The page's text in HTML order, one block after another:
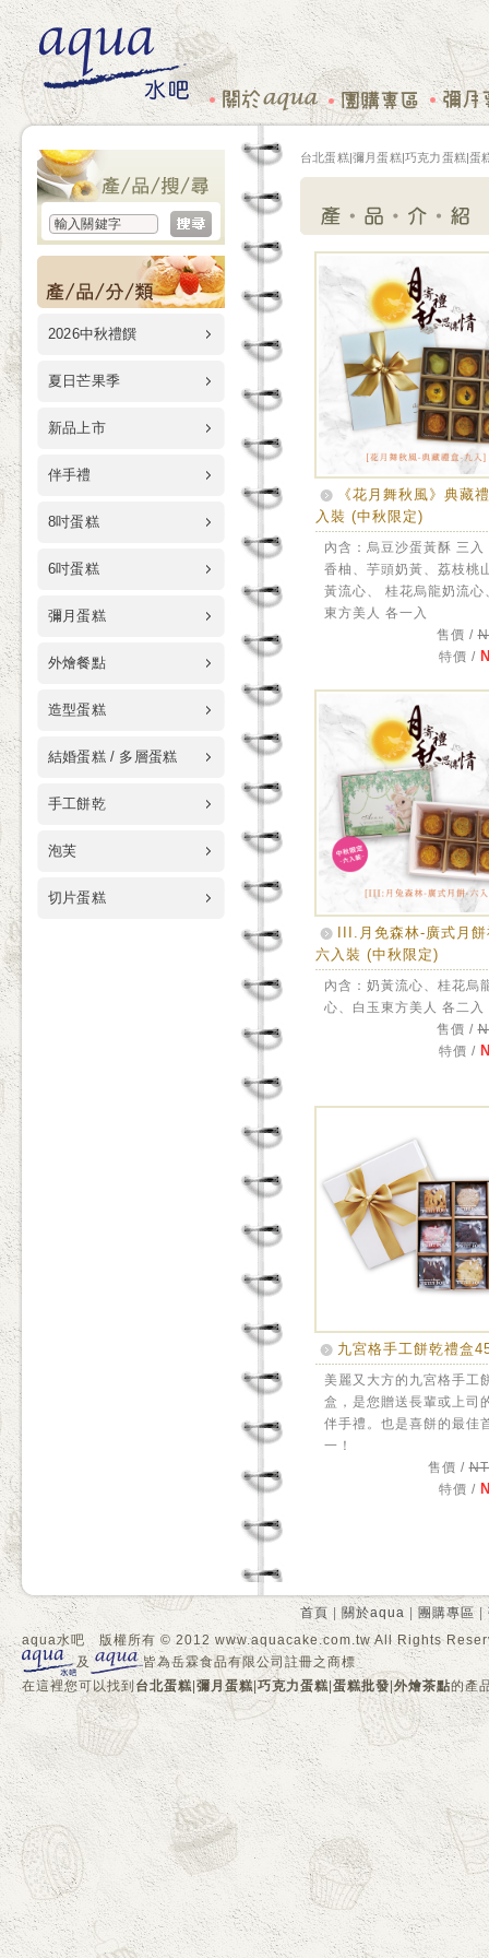
2026中秋禮饌
夏日芒果季
新品上市
伴手禮
8吋蛋糕
6吋蛋糕
彌月蛋糕
外燴餐點
造型蛋糕
結婚蛋糕 / 多層蛋糕
手工餅乾
泡芙
切片蛋糕
台北蛋糕|彌月蛋糕|巧克力蛋糕|蛋
《花月舞秋風》典藏
入裝 (中秋限定)
內含：烏豆沙蛋黃酥 三入
香柚、芋頭奶黃、荔枝桃
黃流心、 桂花烏龍奶流心
東方美人 各一入
售價 /
特價 /
III.月免森林-廣式月
六入裝 (中秋限定)
內含：奶黃流心、桂花烏
心、白玉東方美人 各二入
售價 /
特價 /
九宮格手工餅乾禮盒
美麗又大方的九宮格手工
盒，是您贈送長輩或上司
伴手禮。也是喜餅的最佳
一！
售價 /
特價 /
首頁 |關於aqua | 團購專區 |
aqua水吧 版權所有 © 2012 www.aquacake.com.tw All Rights
及
皆為岳霖食品有限公司註冊之商標
在這裡您可以找到台北蛋糕 彌月蛋糕|巧克力蛋糕| 蛋糕批發 |外燴茶點的產